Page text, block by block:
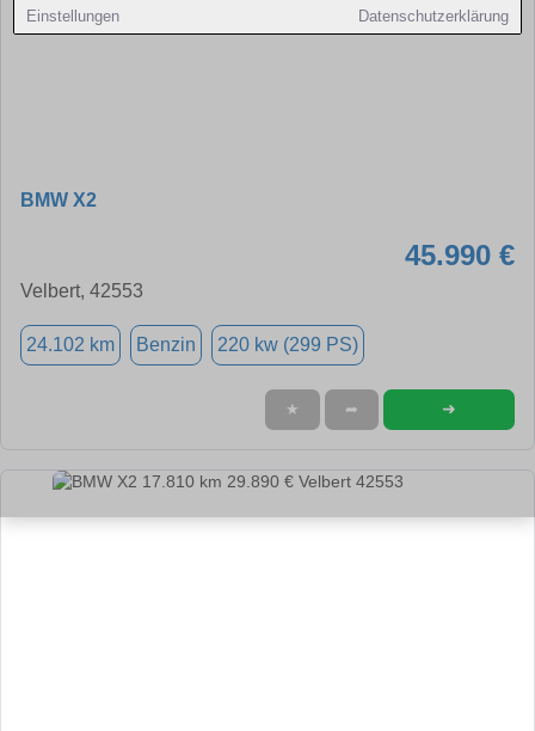
Einstellungen Datenschutzerklärung
BMW X2
45.990 €
Velbert, 42553
24.102 km Benzin 220 kw (299 PS)
★ ➦ ➜